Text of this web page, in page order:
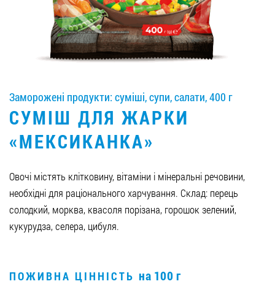
Вакансії
ЗАМОВИТИ ПРОДУКЦІЮ «РУДЬ»:
СТАТИ ПАРТНЕРОМ
0412 48 28 17
0412 42 29 23
Заморожені продукти: суміші, супи, салати, 400 г
СУМІШ ДЛЯ ЖАРКИ
«МЕКСИКАНКА»
Овочі містять клітковину, вітаміни і мінеральні речовини,
необхідні для раціонального харчування. Склад: перець
солодкий, морква, квасоля порізана, горошок зелений,
кукурудза, селера, цибуля.
ПОЖИВНА ЦІННІСТЬ на 100 г